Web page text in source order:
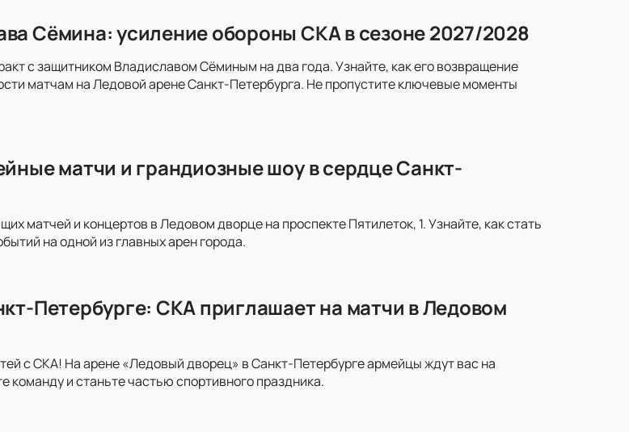
Сёмина: усиление обороны СКА в сезоне 2027/2028
с защитником Владиславом Сёминым на два года. Узнайте, как его возвращение
матчам на Ледовой арене Санкт-Петербурга. Не пропустите ключевые моменты
матчи и грандиозные шоу в сердце Санкт-
матчей и концертов в Ледовом дворце на проспекте Пятилеток, 1. Узнайте, как стать
на одной из главных арен города.
Петербурге: СКА приглашает на матчи в Ледовом
с СКА! На арене «Ледовый дворец» в Санкт-Петербурге армейцы ждут вас на
и станьте частью спортивного праздника.